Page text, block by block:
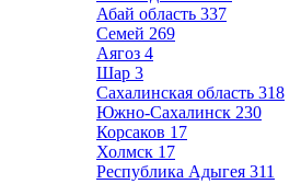
Абай область 337
Семей 269
Аягоз 4
Шар 3
Сахалинская область 318
Южно-Сахалинск 230
Корсаков 17
Холмск 17
Республика Адыгея 311